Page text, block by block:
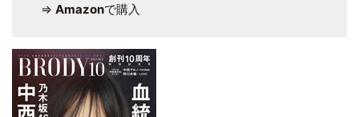
⇒ Amazonで購入